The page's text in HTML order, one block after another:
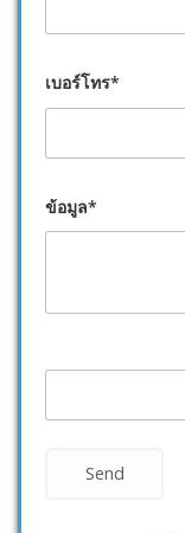
เบอร์โทร*
ข้อมูล*